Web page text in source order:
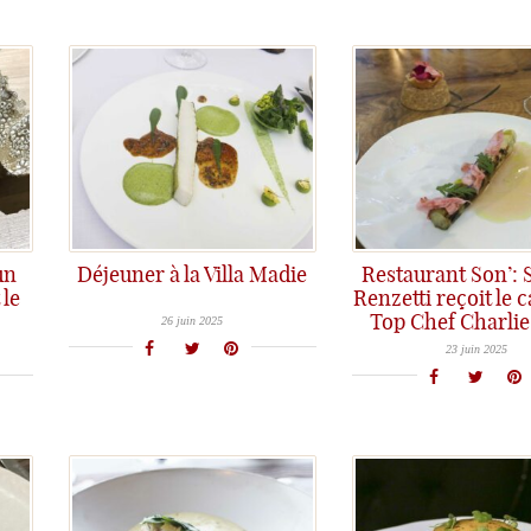
le
Déjeuner à la Villa Madie
26 juin 2025
Restaurant Son’:
Renzetti reçoit le
Top ChefDîner à 4 mains au restaurant Son' à Bordeaux avec Sylvain Renzetti qui a reçu le candidat Top Chef Charlie Anne pendant une semaine...
23 juin 2025